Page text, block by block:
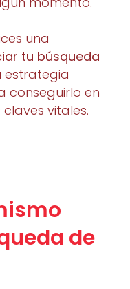
una
tu búsqueda
estrategia
conseguirlo en
vitales.
de